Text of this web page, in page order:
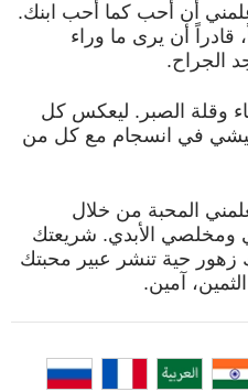
علمني أن أحب كما أحب ابنك.
قادراً أن يرى ما وراء
الجراح.
وقلة الصبر. ليعكس كل
في انسجام مع كل من
المحبة من خلال
ومخلصي الأبدي. شريعتك
زهور حية تنشر عبير محبتك
آمين.